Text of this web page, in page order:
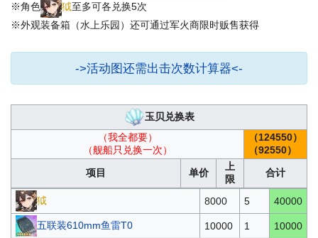
※角色
狘至多可各兑换5次
※外观装备箱（水上乐园）还可通过军火商限时贩售获得
->活动图还需出击次数计算器<-
玉贝兑换表
（我全都要）
（舰船只兑换一次）
（124550）
（92550）
项目
单价
上
限
合计
狘 8000 5 40000
五联装610mm鱼雷T0 10000 1 10000